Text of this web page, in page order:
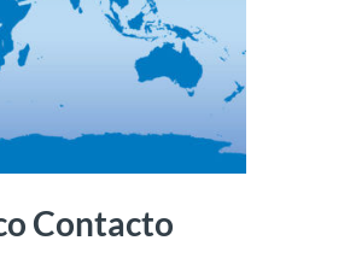
Contacto